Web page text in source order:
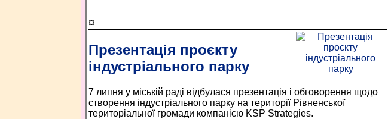
¤
Презентація проєкту
індустріального парку
7 липня у міській раді відбулася презентація і обговорення щодо
створення індустріального парку на території Рівненської
територіальної громади компанією KSP Strategies.